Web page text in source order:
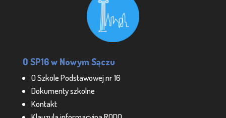
O SP16 w Nowym Sączu
O Szkole Podstawowej nr 16
Dokumenty szkolne
Kontakt